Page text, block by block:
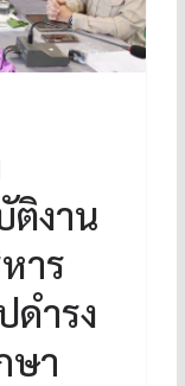
ติงาน
าร
ดำรง
ษา